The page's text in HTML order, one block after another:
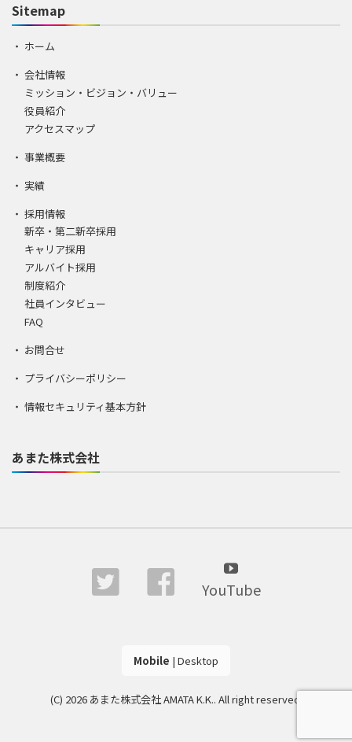
Sitemap
ホーム
会社情報
ミッション・ビジョン・バリュー
役員紹介
アクセスマップ
事業概要
実績
採用情報
新卒・第二新卒採用
キャリア採用
アルバイト採用
制度紹介
社員インタビュー
FAQ
お問合せ
プライバシーポリシー
情報セキュリティ基本方針
あまた株式会社
YouTube
Mobile | Desktop
(C) 2026 あまた株式会社 AMATA K.K.. All right reserved.